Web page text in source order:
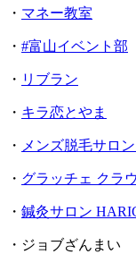
・ マネー教室
・ #富山イベント部
・ リブラン
・ キラ恋とやま
・ メンズ脱毛サロン
・ グラッチェ クラ
・ 鍼灸サロン
・ジョブざんまい